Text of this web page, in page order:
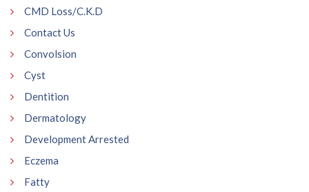
CMD Loss/C.K.D
Contact Us
Convolsion
Cyst
Dentition
Dermatology
Development Arrested
Eczema
Fatty